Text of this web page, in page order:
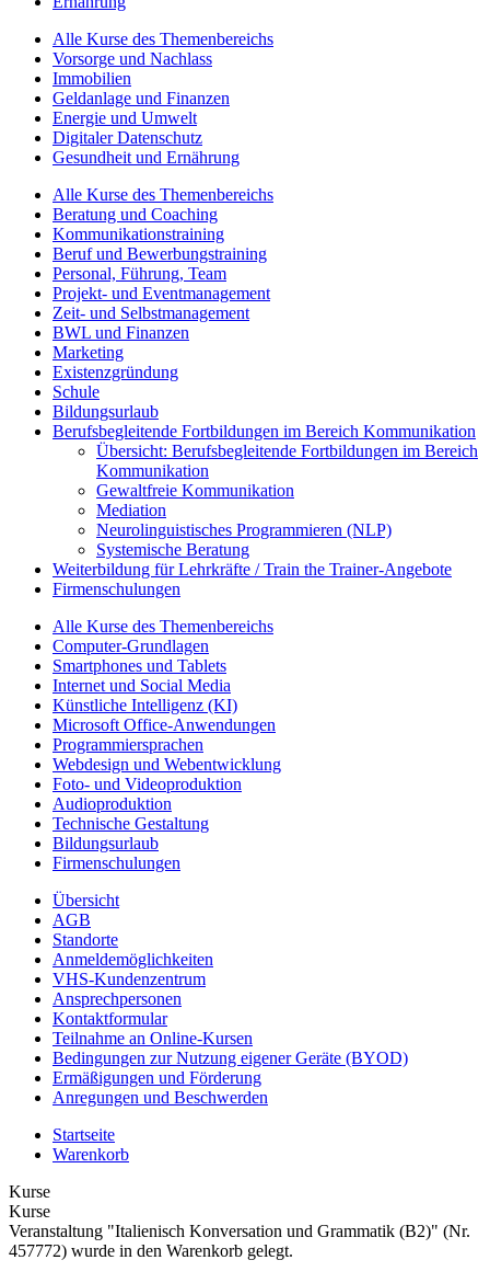
Alle Kurse des Themenbereichs
Vorsorge und Nachlass
Immobilien
Geldanlage und Finanzen
Energie und Umwelt
Digitaler Datenschutz
Gesundheit und Ernährung
Alle Kurse des Themenbereichs
Beratung und Coaching
Kommunikationstraining
Beruf und Bewerbungstraining
Personal, Führung, Team
Projekt- und Eventmanagement
Zeit- und Selbstmanagement
BWL und Finanzen
Marketing
Existenzgründung
Schule
Bildungsurlaub
Berufsbegleitende Fortbildungen im Bereich Kommunikation
Übersicht: Berufsbegleitende Fortbildungen im Bereich
Kommunikation
Gewaltfreie Kommunikation
Mediation
Neurolinguistisches Programmieren (NLP)
Systemische Beratung
Weiterbildung für Lehrkräfte / Train the Trainer-Angebote
Firmenschulungen
Alle Kurse des Themenbereichs
Computer-Grundlagen
Smartphones und Tablets
Internet und Social Media
Künstliche Intelligenz (KI)
Microsoft Office-Anwendungen
Programmiersprachen
Webdesign und Webentwicklung
Foto- und Videoproduktion
Audioproduktion
Technische Gestaltung
Bildungsurlaub
Firmenschulungen
Übersicht
AGB
Standorte
Anmeldemöglichkeiten
VHS-Kundenzentrum
Ansprechpersonen
Kontaktformular
Teilnahme an Online-Kursen
Bedingungen zur Nutzung eigener Geräte (BYOD)
Ermäßigungen und Förderung
Anregungen und Beschwerden
Startseite
Warenkorb
Kurse
Kurse
Veranstaltung "Italienisch Konversation und Grammatik (B2)" (Nr.
457772) wurde in den Warenkorb gelegt.